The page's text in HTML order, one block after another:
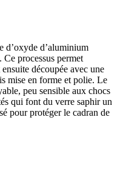
d’oxyde d’aluminium
processus permet
découpée avec une
mise en forme et polie. Le
peu sensible aux chocs
qui font du verre saphir un
pour protéger le cadran de